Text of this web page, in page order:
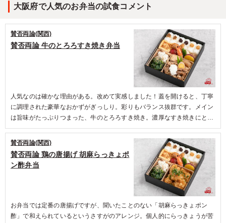
大阪府で人気のお弁当の試食コメント
賛否両論 牛のとろろすき焼き弁当
賛否両論(関西)
人気なのは確かな理由がある。改めて実感しました！蓋を開けると、丁寧
に調理された豪華なおかずがぎっしり。彩りもバランス抜群です。メイン
は旨味がたっぷりつまった、牛のとろろすき焼き。濃厚なすき焼きにとろ
ろのみずみずしさが加わり、お箸が止まりません。人気のつくねは、口の
中で美味しさの羽根を広げて飛んでいきます。たまご焼きに押された賛否
両論の印が確かな自信の現れ。美味しさが身体を巡っていきます。そして
感動したのは、さつまいもレモン煮。全ての美味しさをすっと爽やかに包
み一つの作品に仕上げていました。
賛否両論 鶏の唐揚げ 胡麻らっきょポ
ン酢弁当
賛否両論(関西)
お弁当では定番の唐揚げですが、聞いたことのない「胡麻らっきょポン
酢」で和えられているというさすがのアレンジ。個人的にらっきょうが苦